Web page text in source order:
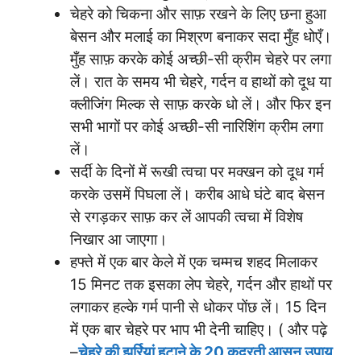
चेहरे को चिकना और साफ़ रखने के लिए छना हुआ
बेसन और मलाई का मिश्रण बनाकर सदा मुँह धोएँ।
मुँह साफ़ करके कोई अच्छी-सी क्रीम चेहरे पर लगा
लें। रात के समय भी चेहरे, गर्दन व हाथों को दूध या
क्लीजिंग मिल्क से साफ़ करके धो लें। और फिर इन
सभी भागों पर कोई अच्छी-सी नारिशिंग क्रीम लगा
लें।
सर्दी के दिनों में रूखी त्वचा पर मक्खन को दूध गर्म
करके उसमें पिघला लें। करीब आधे घंटे बाद बेसन
से रगड़कर साफ़ कर लें आपकी त्वचा में विशेष
निखार आ जाएगा।
हफ्ते में एक बार केले में एक चम्मच शहद मिलाकर
15 मिनट तक इसका लेप चेहरे, गर्दन और हाथों पर
लगाकर हल्के गर्म पानी से धोकर पोंछ लें। 15 दिन
में एक बार चेहरे पर भाप भी देनी चाहिए। ( और पढ़े